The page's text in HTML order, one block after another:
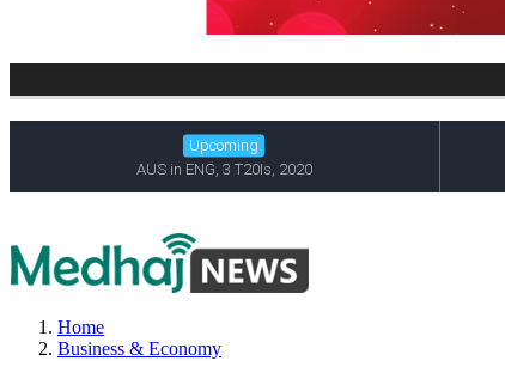
Home
Business & Economy